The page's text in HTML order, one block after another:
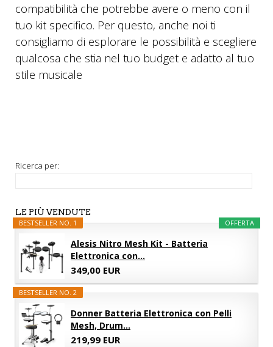
compatibilità che potrebbe avere o meno con il
tuo kit specifico. Per questo, anche noi ti
consigliamo di esplorare le possibilità e scegliere
qualcosa che stia nel tuo budget e adatto al tuo
stile musicale
Ricerca per:
LE PIÙ VENDUTE
OFFERTA
BESTSELLER NO. 1
Alesis Nitro Mesh Kit - Batteria
Elettronica con...
349,00 EUR
BESTSELLER NO. 2
Donner Batteria Elettronica con Pelli
Mesh, Drum...
219,99 EUR